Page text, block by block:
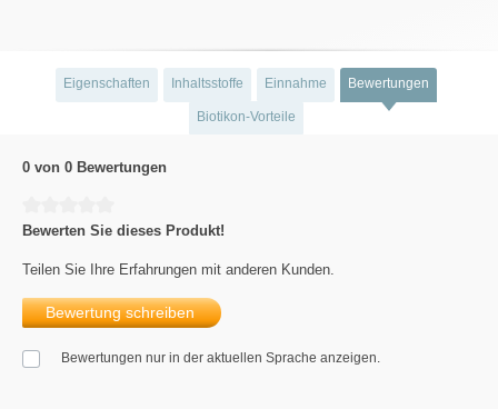
Eigenschaften Inhaltsstoffe Einnahme Bewertungen
Biotikon-Vorteile
0 von 0 Bewertungen
Bewerten Sie dieses Produkt!
Teilen Sie Ihre Erfahrungen mit anderen Kunden.
Bewertung schreiben
Bewertungen nur in der aktuellen Sprache anzeigen.